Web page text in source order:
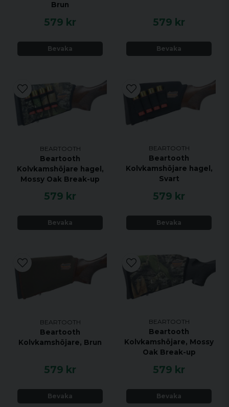
Brun
579 kr
Bevaka
579 kr
Bevaka
BEARTOOTH
Beartooth
Kolvkamshöjare hagel,
Mossy Oak Break-up
579 kr
Bevaka
BEARTOOTH
Beartooth
Kolvkamshöjare hagel,
Svart
579 kr
Bevaka
BEARTOOTH
Beartooth
Kolvkamshöjare, Brun
579 kr
Bevaka
BEARTOOTH
Beartooth
Kolvkamshöjare, Mossy
Oak Break-up
579 kr
Bevaka